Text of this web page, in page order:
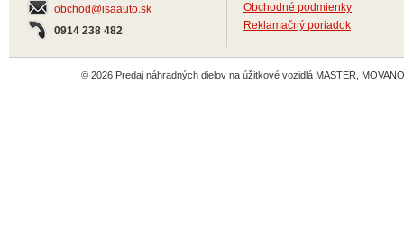
obchod@isaauto.sk
0914 238 482
Obchodné podmienky
Reklamačný poriadok
© 2026 Predaj náhradných dielov na úžitkové vozidlá MASTER,